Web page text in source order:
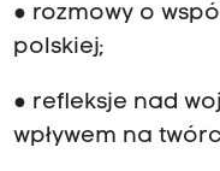
● rozmowy o
polskiej;
● refleksje nad
wpływem na